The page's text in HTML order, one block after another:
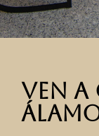
Ven a